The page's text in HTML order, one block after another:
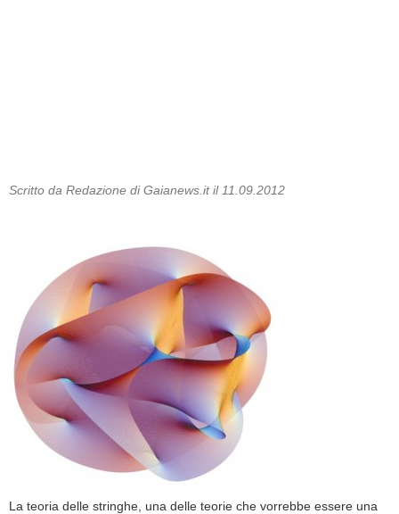
Scritto da Redazione di Gaianews.it il 11.09.2012
La teoria delle stringhe, una delle teorie che vorrebbe essere una